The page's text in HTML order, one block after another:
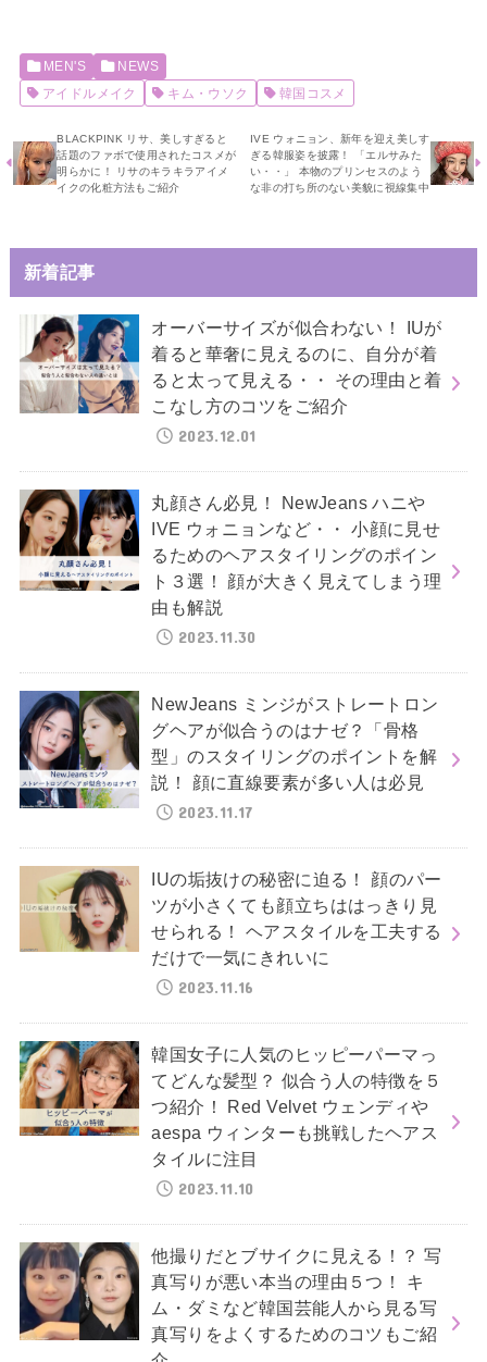
MEN'S
NEWS
アイドルメイク
キム・ウソク 韓国コスメ
BLACKPINK リサ、美しすぎると
話題のファボで使用されたコスメが
明らかに！ リサのキラキラアイメ
イクの化粧方法もご紹介
IVE ウォニョン、新年を迎え美しす
ぎる韓服姿を披露！ 「エルサみた
い・・」 本物のプリンセスのよう
な非の打ち所のない美貌に視線集中
新着記事
オーバーサイズが似合わない！ IUが
着ると華奢に見えるのに、自分が着
ると太って見える・・ その理由と着
こなし方のコツをご紹介
2023.12.01
丸顔さん必見！ NewJeans ハニや
IVE ウォニョンなど・・ 小顔に見せ
るためのヘアスタイリングのポイン
ト３選！ 顔が大きく見えてしまう理
由も解説
2023.11.30
NewJeans ミンジがストレートロン
グヘアが似合うのはナゼ？「骨格
型」のスタイリングのポイントを解
説！ 顔に直線要素が多い人は必見
2023.11.17
IUの垢抜けの秘密に迫る！ 顔のパー
ツが小さくても顔立ちははっきり見
せられる！ ヘアスタイルを工夫する
だけで一気にきれいに
2023.11.16
韓国女子に人気のヒッピーパーマっ
てどんな髪型？ 似合う人の特徴を５
つ紹介！ Red Velvet ウェンディや
aespa ウィンターも挑戦したヘアス
タイルに注目
2023.11.10
他撮りだとブサイクに見える！？ 写
真写りが悪い本当の理由５つ！ キ
ム・ダミなど韓国芸能人から見る写
真写りをよくするためのコツもご紹